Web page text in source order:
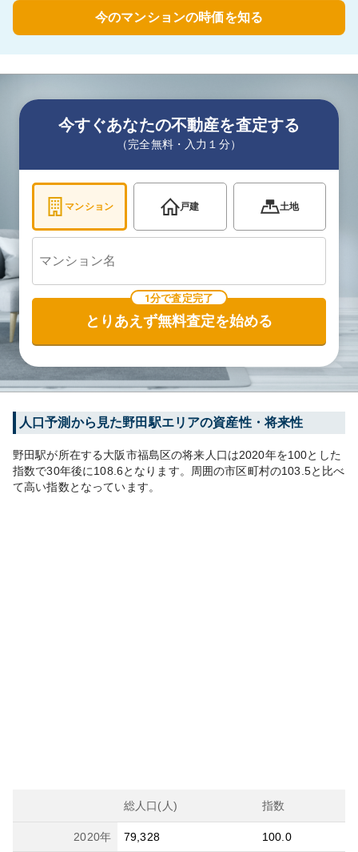
今のマンションの時価を知る
今すぐあなたの不動産を査定する
（完全無料・入力１分）
マンション 戸建 土地
1分で査定完了
とりあえず無料査定を始める
人口予測から見た野田駅エリアの資産性・将来性
野田駅が所在する大阪市福島区の将来人口は2020年を100とした
指数で30年後に108.6となります。 周囲の市区町村の103.5と比べ
て高い指数となっています。
総人口(人) 指数
2020年 79,328 100.0